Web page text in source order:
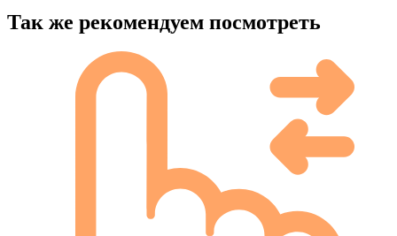
Так же рекомендуем посмотреть